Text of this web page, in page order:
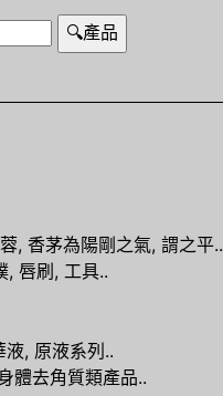
, 香茅為陽剛之氣, 謂之平..
, 唇刷, 工具..
, 原液系列..
體去角質類產品..